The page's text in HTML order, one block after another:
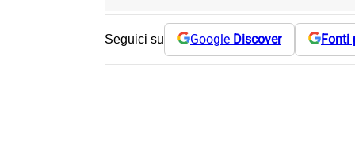
Seguici su Google Discover Fonti